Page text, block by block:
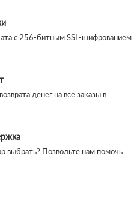
с 256-битным SSL-шифрованием.
денег на все заказы в
выбрать? Позвольте нам помочь